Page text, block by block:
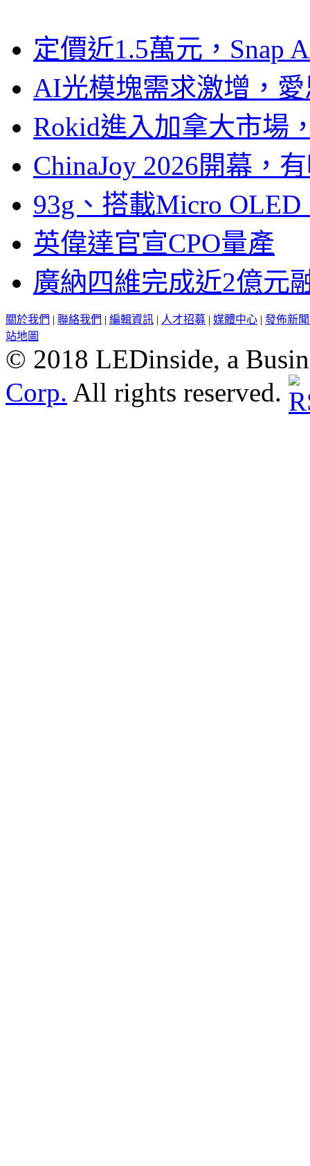
定價近1.5萬元，Snap
AI光模塊需求激增，
Rokid進入加拿大市場
ChinaJoy 2026開幕，
93g、搭載Micro
英偉達官宣CPO量產
廣納四維完成近2億元
關於我們 | 聯絡我們 | 編輯資訊 | 人才招募 | 媒體中心 | 發佈新
站地圖
© 2018 LEDinside, a
Corp. All rights reserved.